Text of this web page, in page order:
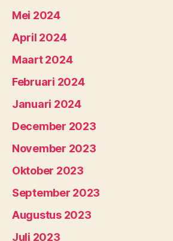
Mei 2024
April 2024
Maart 2024
Februari 2024
Januari 2024
December 2023
November 2023
Oktober 2023
September 2023
Augustus 2023
Juli 2023